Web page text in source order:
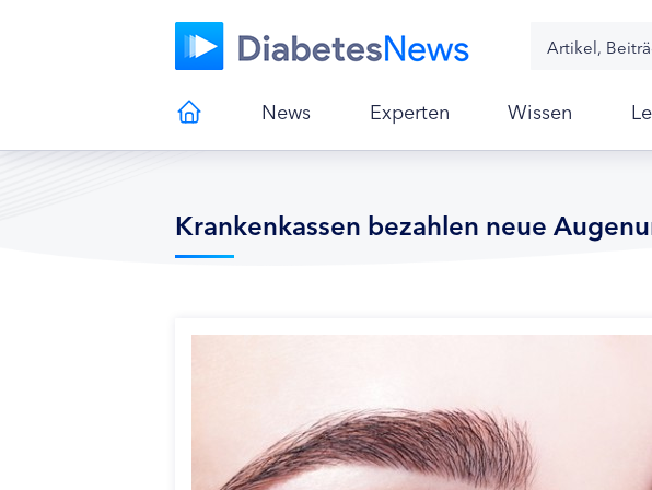
News Experten Wissen
Krankenkassen bezahlen neue